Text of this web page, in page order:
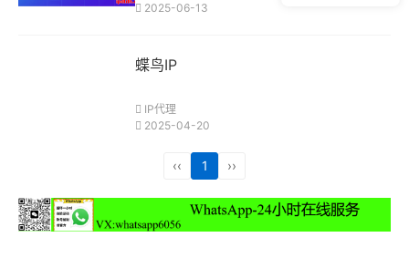
2025-06-13
蝶鸟IP
IP代理
2025-04-20
‹‹ 1 ››